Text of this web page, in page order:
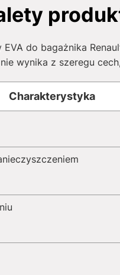
EVA do bagażnika
wynika z szeregu
Charakterystyka